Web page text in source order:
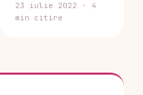
23 iulie 2022 · 4
min citire